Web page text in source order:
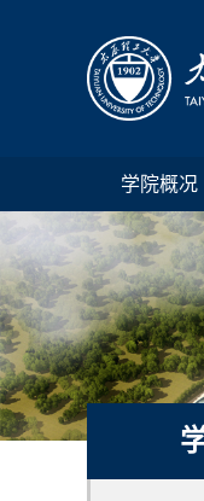
学院概况